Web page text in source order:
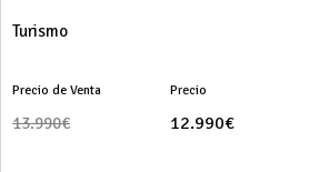
Turismo
Precio de Venta
13.990€
Precio
12.990€